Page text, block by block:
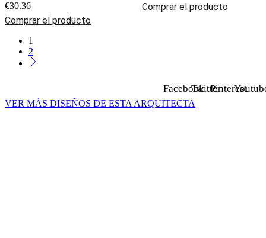
€30.36
Comprar el producto
Comprar el producto
1
2
FacebookTwitterPinterest
VER MÁS DISEÑOS DE ESTA ARQUITECTA